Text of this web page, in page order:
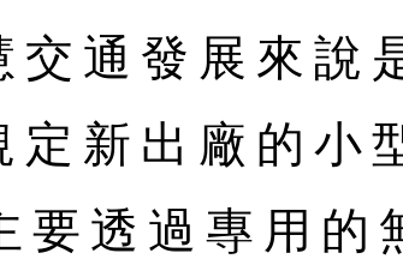
通發展來說
定新出廠的小
透過專用的